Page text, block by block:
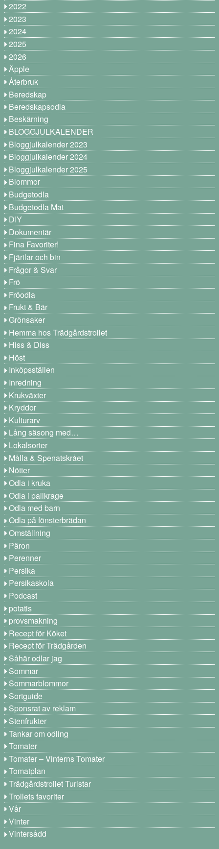
2022
2023
2024
2025
2026
Äpple
Återbruk
Beredskap
Beredskapsodla
Beskärning
BLOGGJULKALENDER
Bloggjulkalender 2023
Bloggjulkalender 2024
Bloggjulkalender 2025
Blommor
Budgetodla
Budgetodla Mat
DIY
Dokumentär
Fina Favoriter!
Fjärilar och bin
Frågor & Svar
Frö
Fröodla
Frukt & Bär
Grönsaker
Hemma hos Trädgårdstrollet
Hiss & Diss
Höst
Inköpsställen
Inredning
Krukväxter
Kryddor
Kulturarv
Lång säsong med…
Lokalsorter
Målla & Spenatskrået
Nötter
Odla i kruka
Odla i pallkrage
Odla med barn
Odla på fönsterbrädan
Omställning
Päron
Perenner
Persika
Persikaskola
Podcast
potatis
provsmakning
Recept för Köket
Recept för Trädgården
Såhär odlar jag
Sommar
Sommarblommor
Sortguide
Sponsrat av reklam
Stenfrukter
Tankar om odling
Tomater
Tomater – Vinterns Tomater
Tomatplan
Trädgårdstrollet Turistar
Trollets favoriter
Vår
Vinter
Vintersådd